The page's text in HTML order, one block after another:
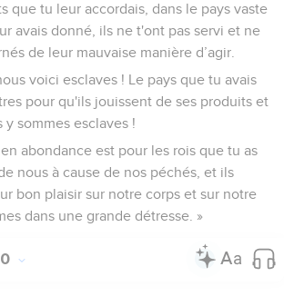
que tu leur accordais, dans le pays vaste
avais donné, ils ne t'ont pas servi et ne
de leur mauvaise manière d’agir.
voici esclaves ! Le pays que tu avais
pour qu'ils jouissent de ses produits et
y sommes esclaves !
abondance est pour les rois que tu as
nous à cause de nos péchés, et ils
bon plaisir sur notre corps et sur notre
dans une grande détresse. »